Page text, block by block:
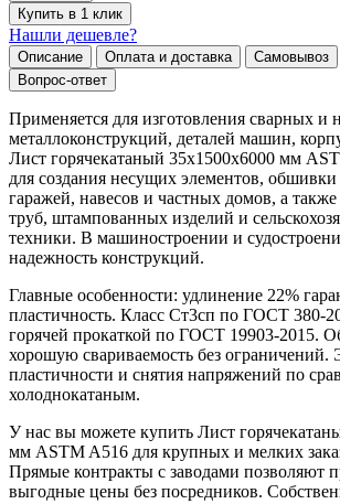
Купить в 1 клик
Нашли дешевле?
Описание Оплата и доставка Самовывоз
Вопрос-ответ
Применяется для изготовления сварных и
металлоконструкций, деталей машин,
Лист горячекатаный 35х1500х6000 мм
для создания несущих элементов, обшивки
гаражей, навесов и частных домов, а также
труб, штампованных изделий и
техники. В машиностроении и
надежность конструкций.
Главные особенности: удлинение 22%
пластичность. Класс Ст3сп по ГОСТ 380-
горячей прокаткой по ГОСТ 19903-2015.
хорошую свариваемость без ограничений.
пластичности и снятия напряжений по
холоднокатаным.
У нас вы можете купить Лист
мм ASTM A516 для крупных и мелких
Прямые контракты с заводами позволяют
выгодные цены без посредников.